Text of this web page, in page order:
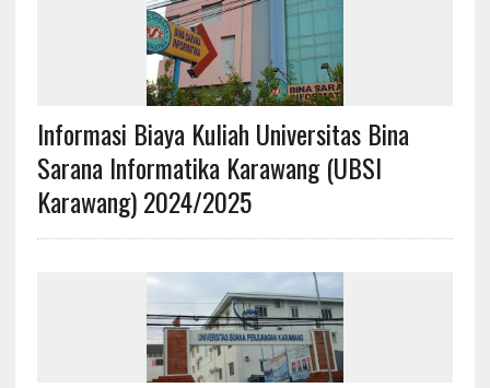
Informasi Biaya Kuliah Universitas Bina
Sarana Informatika Karawang (UBSI
Karawang) 2024/2025